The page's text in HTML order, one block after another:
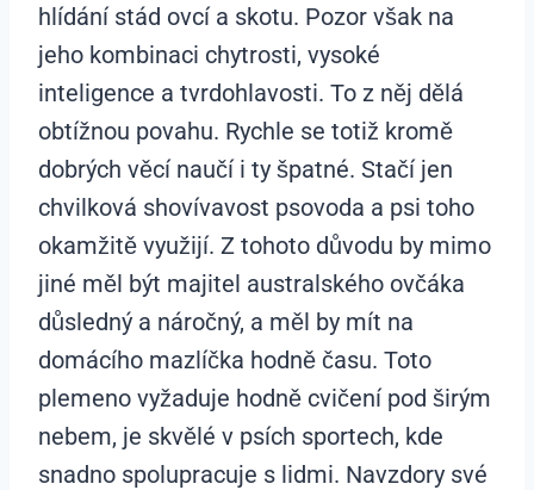
hlídání stád ovcí a skotu. Pozor však na
jeho kombinaci chytrosti, vysoké
inteligence a tvrdohlavosti. To z něj dělá
obtížnou povahu. Rychle se totiž kromě
dobrých věcí naučí i ty špatné. Stačí jen
chvilková shovívavost psovoda a psi toho
okamžitě využijí. Z tohoto důvodu by mimo
jiné měl být majitel australského ovčáka
důsledný a náročný, a měl by mít na
domácího mazlíčka hodně času. Toto
plemeno vyžaduje hodně cvičení pod širým
nebem, je skvělé v psích sportech, kde
snadno spolupracuje s lidmi. Navzdory své